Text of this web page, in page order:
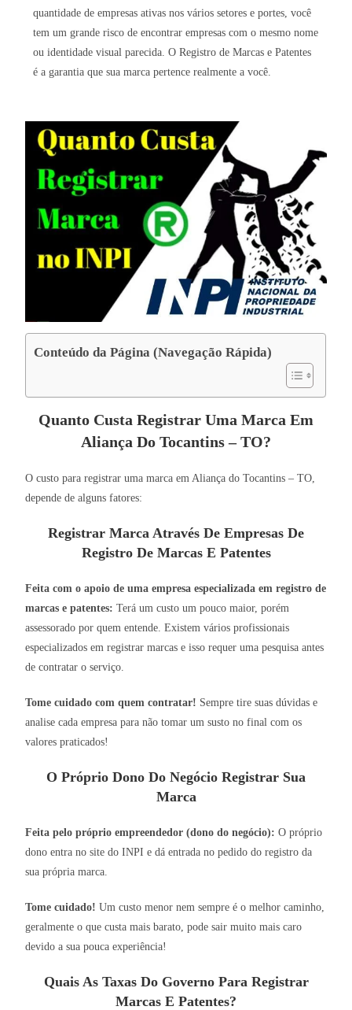
quantidade de empresas ativas nos vários setores e portes, você
tem um grande risco de encontrar empresas com o mesmo nome
ou identidade visual parecida. O Registro de Marcas e Patentes
é a garantia que sua marca pertence realmente a você.
Conteúdo da Página (Navegação Rápida)
Quanto Custa Registrar Uma Marca Em
Aliança Do Tocantins – TO?
O custo para registrar uma marca em Aliança do Tocantins – TO,
depende de alguns fatores:
Registrar Marca Através De Empresas De
Registro De Marcas E Patentes
Feita com o apoio de uma empresa especializada em registro de
marcas e patentes: Terá um custo um pouco maior, porém
assessorado por quem entende. Existem vários profissionais
especializados em registrar marcas e isso requer uma pesquisa antes
de contratar o serviço.
Tome cuidado com quem contratar! Sempre tire suas dúvidas e
analise cada empresa para não tomar um susto no final com os
valores praticados!
O Próprio Dono Do Negócio Registrar Sua
Marca
Feita pelo próprio empreendedor (dono do negócio): O próprio
dono entra no site do INPI e dá entrada no pedido do registro da
sua própria marca.
Tome cuidado! Um custo menor nem sempre é o melhor caminho,
geralmente o que custa mais barato, pode sair muito mais caro
devido a sua pouca experiência!
Quais As Taxas Do Governo Para Registrar
Marcas E Patentes?